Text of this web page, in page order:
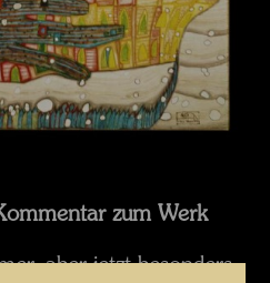
zum Werk
aber jetzt besonders,